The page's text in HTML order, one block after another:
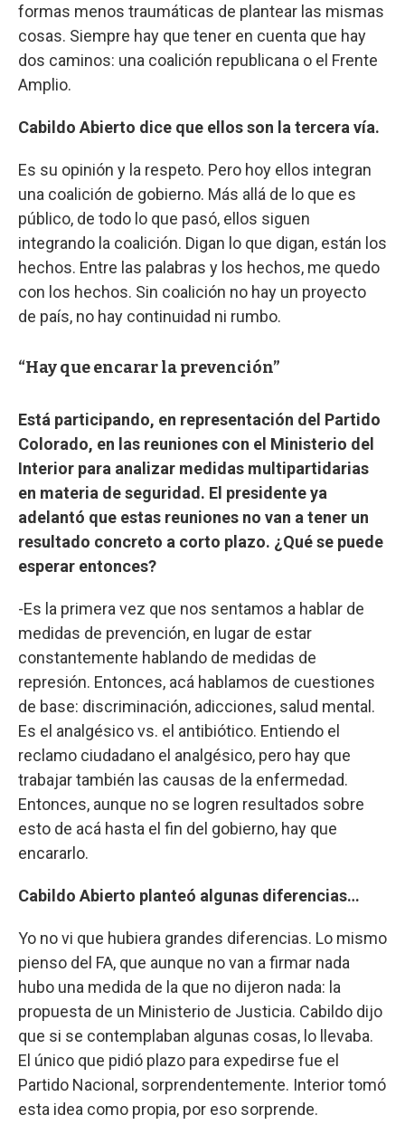
formas menos traumáticas de plantear las mismas
cosas. Siempre hay que tener en cuenta que hay
dos caminos: una coalición republicana o el Frente
Amplio.
Cabildo Abierto dice que ellos son la tercera vía.
Es su opinión y la respeto. Pero hoy ellos integran
una coalición de gobierno. Más allá de lo que es
público, de todo lo que pasó, ellos siguen
integrando la coalición. Digan lo que digan, están los
hechos. Entre las palabras y los hechos, me quedo
con los hechos. Sin coalición no hay un proyecto
de país, no hay continuidad ni rumbo.
“Hay que encarar la prevención”
Está participando, en representación del Partido
Colorado, en las reuniones con el Ministerio del
Interior para analizar medidas multipartidarias
en materia de seguridad. El presidente ya
adelantó que estas reuniones no van a tener un
resultado concreto a corto plazo. ¿Qué se puede
esperar entonces?
-Es la primera vez que nos sentamos a hablar de
medidas de prevención, en lugar de estar
constantemente hablando de medidas de
represión. Entonces, acá hablamos de cuestiones
de base: discriminación, adicciones, salud mental.
Es el analgésico vs. el antibiótico. Entiendo el
reclamo ciudadano el analgésico, pero hay que
trabajar también las causas de la enfermedad.
Entonces, aunque no se logren resultados sobre
esto de acá hasta el fin del gobierno, hay que
encararlo.
Cabildo Abierto planteó algunas diferencias…
Yo no vi que hubiera grandes diferencias. Lo mismo
pienso del FA, que aunque no van a firmar nada
hubo una medida de la que no dijeron nada: la
propuesta de un Ministerio de Justicia. Cabildo dijo
que si se contemplaban algunas cosas, lo llevaba.
El único que pidió plazo para expedirse fue el
Partido Nacional, sorprendentemente. Interior tomó
esta idea como propia, por eso sorprende.